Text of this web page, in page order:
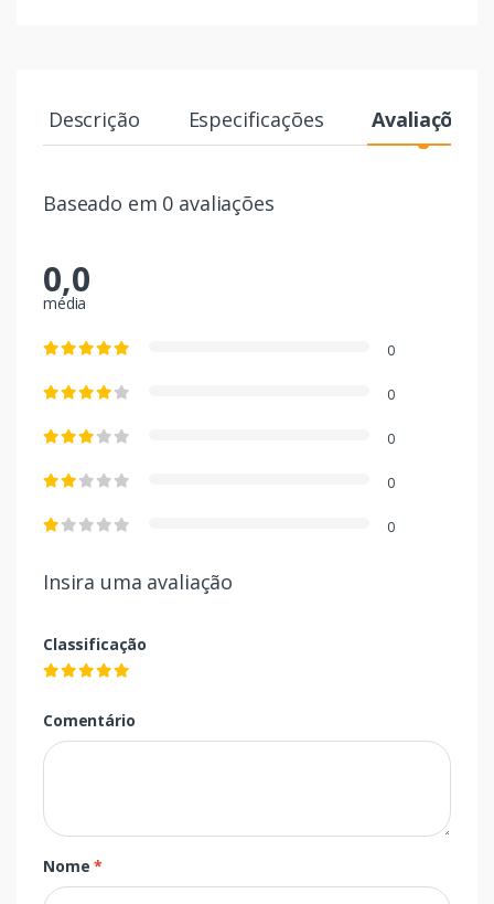
Descrição Especificações Avaliações
Baseado em 0 avaliações
0,0
média
0
0
0
0
0
Insira uma avaliação
Classificação
Comentário
Nome*